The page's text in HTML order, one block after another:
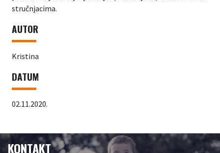
stručnjacima.
AUTOR
Kristina
DATUM
02.11.2020.
KONTAKT